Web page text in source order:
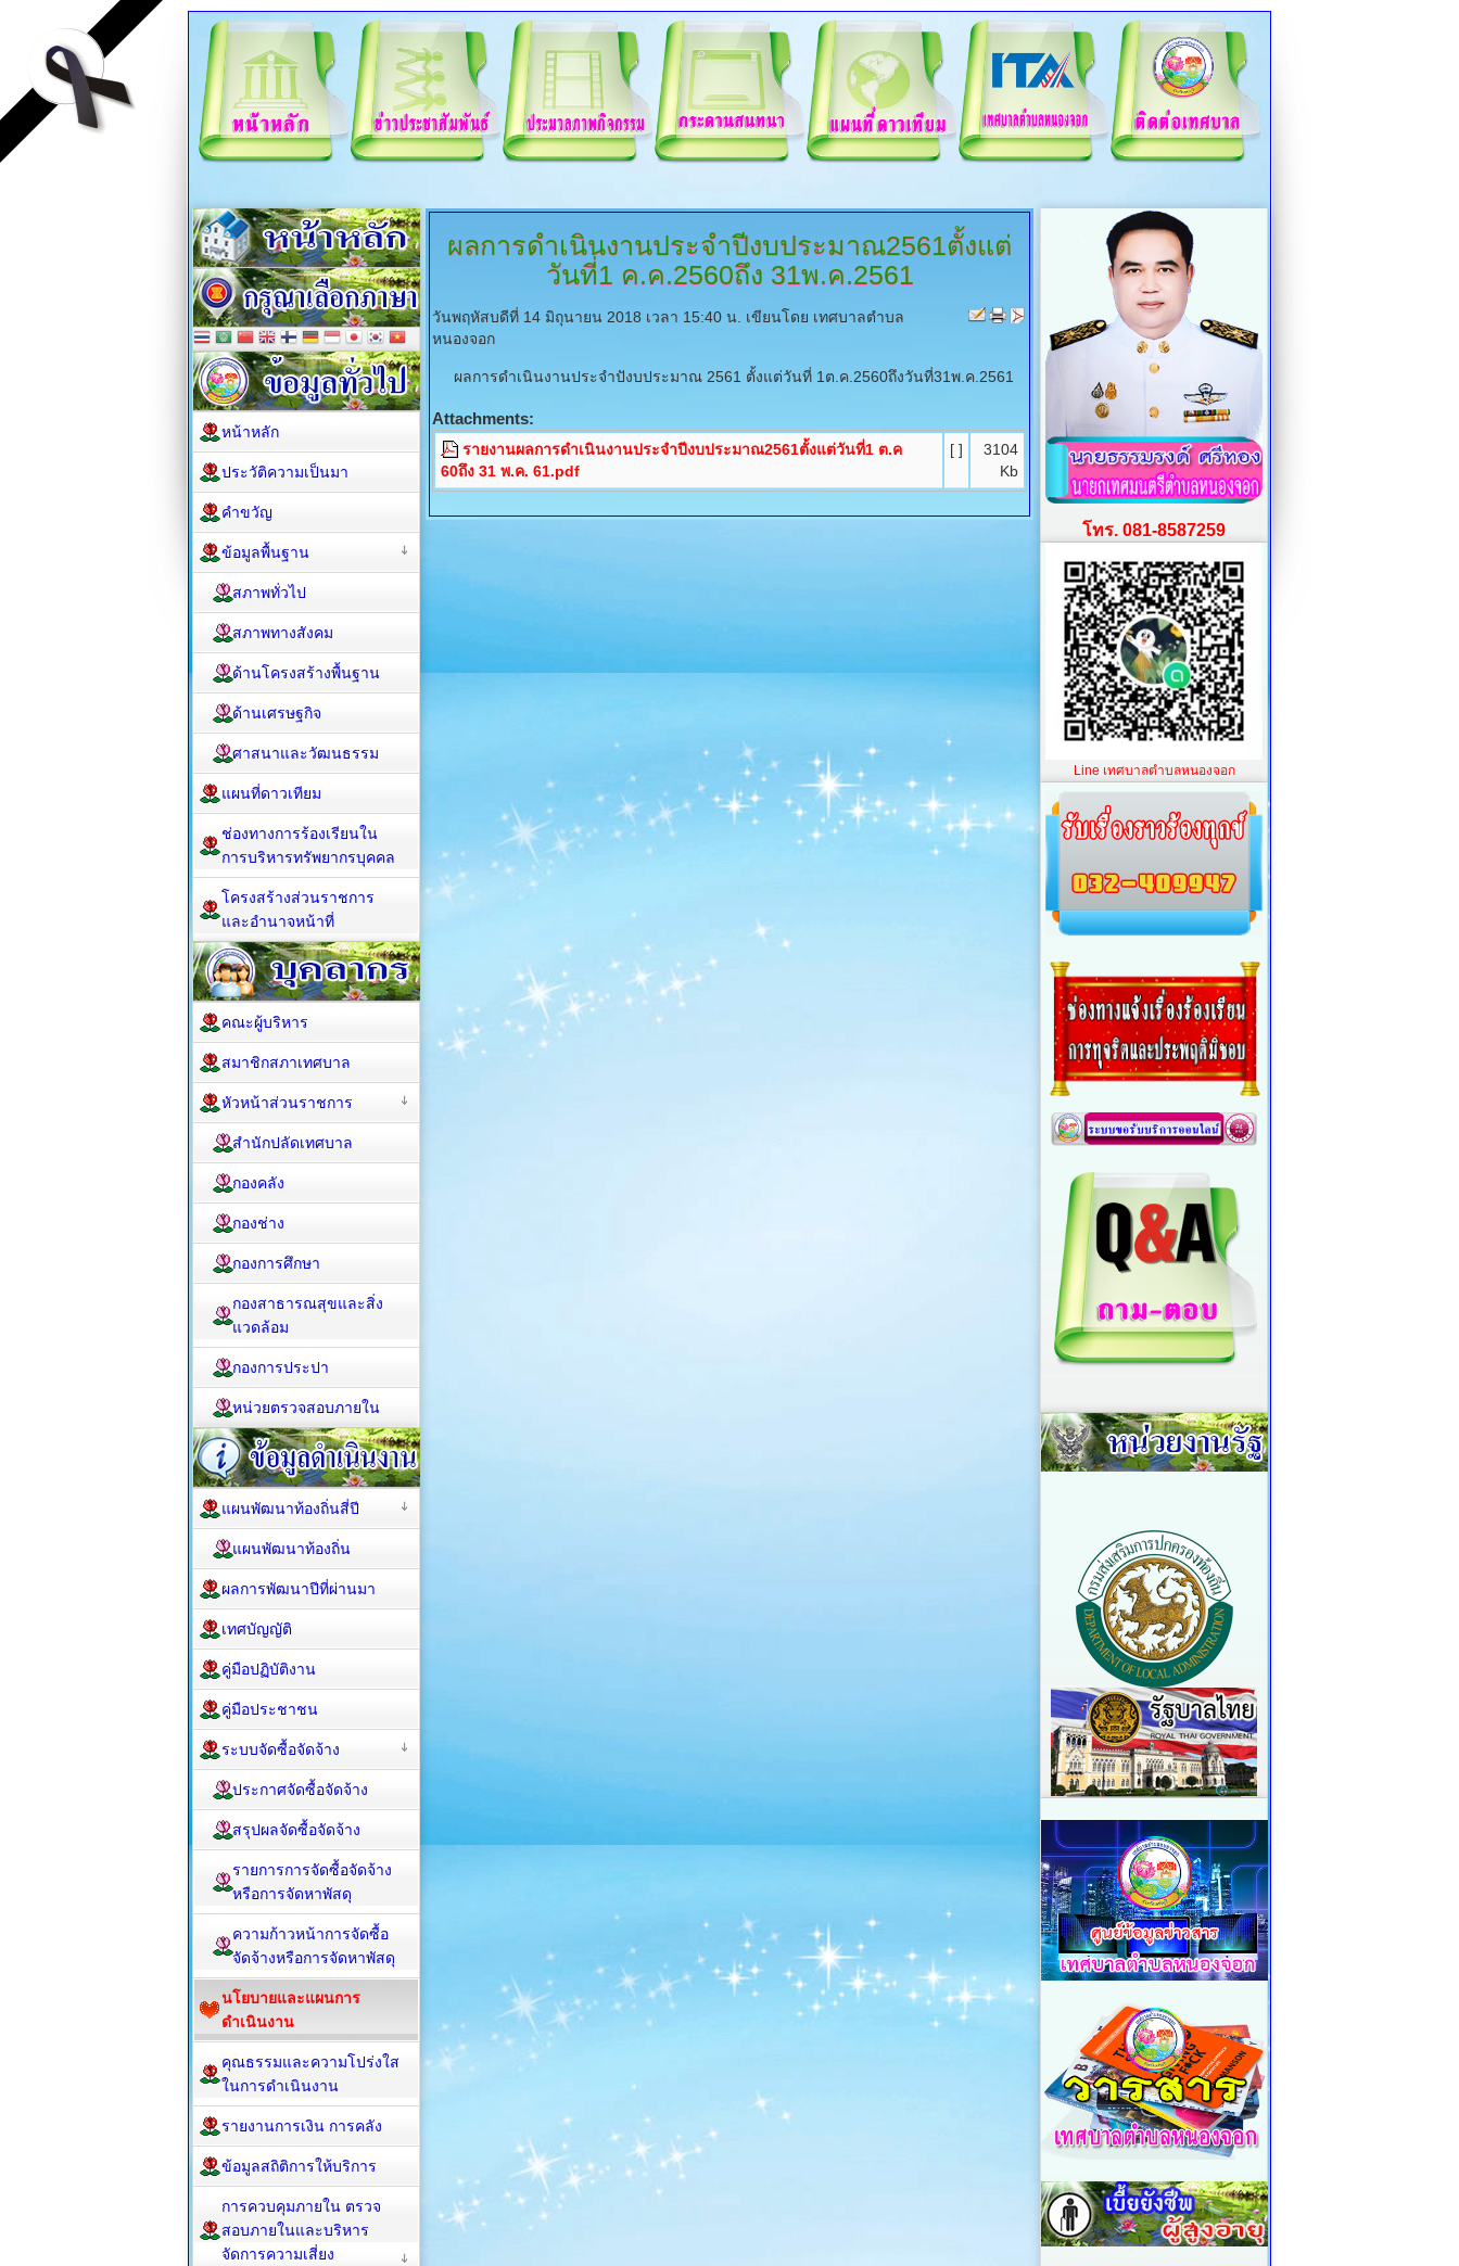
ผลการดำเนินงานประจำปีงบประมาณ2561ตั้งแต่
วันที่1 ค.ค.2560ถึง 31พ.ค.2561
วันพฤหัสบดีที่ 14 มิถุนายน 2018 เวลา 15:40 น. เขียนโดย เทศบาลตำบล
หนองจอก
ผลการดำเนินงานประจำปังบประมาณ 2561 ตั้งแต่วันที่ 1ต.ค.2560ถึงวันที่31พ.ค.2561
Attachments:
รายงานผลการดำเนินงานประจำปีงบประมาณ2561ตั้งแต่วันที่1 ต.ค
60ถึง 31 พ.ค. 61.pdf
[ ]
3104
Kb
หน้าหลัก
ประวัติความเป็นมา
คำขวัญ
ข้อมูลพื้นฐาน
สภาพทั่วไป
สภาพทางสังคม
ด้านโครงสร้างพื้นฐาน
ด้านเศรษฐกิจ
ศาสนาและวัฒนธรรม
แผนที่ดาวเทียม
ช่องทางการร้องเรียนใน
การบริหารทรัพยากรบุคคล
โครงสร้างส่วนราชการ
และอำนาจหน้าที่
คณะผู้บริหาร
สมาชิกสภาเทศบาล
หัวหน้าส่วนราชการ
สำนักปลัดเทศบาล
กองคลัง
กองช่าง
กองการศึกษา
กองสาธารณสุขและสิ่ง
แวดล้อม
กองการประปา
หน่วยตรวจสอบภายใน
แผนพัฒนาท้องถิ่นสี่ปี
แผนพัฒนาท้องถิ่น
ผลการพัฒนาปีที่ผ่านมา
เทศบัญญัติ
คู่มือปฏิบัติงาน
คู่มือประชาชน
ระบบจัดซื้อจัดจ้าง
ประกาศจัดซื้อจัดจ้าง
สรุปผลจัดซื้อจัดจ้าง
รายการการจัดซื้อจัดจ้าง
หรือการจัดหาพัสดุ
ความก้าวหน้าการจัดซื้อ
จัดจ้างหรือการจัดหาพัสดุ
นโยบายและแผนการ
ดำเนินงาน
คุณธรรมและความโปร่งใส
ในการดำเนินงาน
รายงานการเงิน การคลัง
ข้อมูลสถิติการให้บริการ
การควบคุมภายใน ตรวจ
สอบภายในและบริหาร
จัดการความเสี่ยง
โทร. 081-8587259
Line เทศบาลตำบลหนองจอก